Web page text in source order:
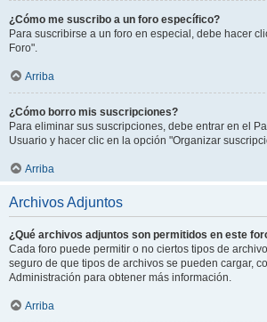
¿Cómo me suscribo a un foro específico?
Para suscribirse a un foro en especial, debe hacer
Foro".
Arriba
¿Cómo borro mis suscripciones?
Para eliminar sus suscripciones, debe entrar en el
Usuario y hacer clic en la opción "Organizar
Arriba
Archivos Adjuntos
¿Qué archivos adjuntos son permitidos en este
Cada foro puede permitir o no ciertos tipos de
seguro de que tipos de archivos se pueden cargar,
Administración para obtener más información.
Arriba